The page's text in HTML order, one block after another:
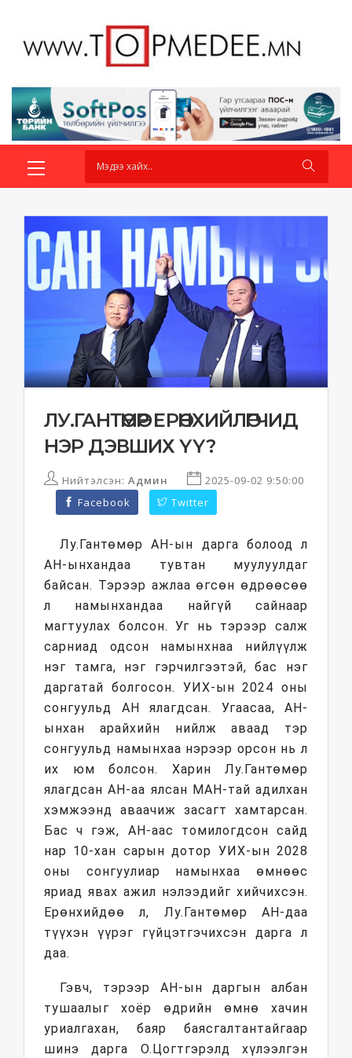
ЛУ.ГАНТӨМӨР ЕРӨНХИЙЛӨГЧИД
НЭР ДЭВШИХ ҮҮ?
Нийтэлсэн: Админ
2025-09-02 9:50:00
Facebook
Twitter
Лу.Гантөмөр АН-ын дарга болоод л
АН-ынхандаа тувтан муулуулдаг
байсан. Тэрээр ажлаа өгсөн өдрөөсөө
л намынхандаа найгүй сайнаар
магтуулах болсон. Уг нь тэрээр салж
сарниад одсон намынхнаа нийлүүлж
нэг тамга, нэг гэрчилгээтэй, бас нэг
даргатай болгосон. УИХ-ын 2024 оны
сонгуульд АН ялагдсан. Угаасаа, АН-
ынхан арайхийн нийлж аваад тэр
сонгуульд намынхаа нэрээр орсон нь л
их юм болсон. Харин Лу.Гантөмөр
ялагдсан АН-аа ялсан МАН-тай адилхан
хэмжээнд аваачиж засагт хамтарсан.
Бас ч гэж, АН-аас томилогдсон сайд
нар 10-хан сарын дотор УИХ-ын 2028
оны сонгуулиар намынхаа өмнөөс
яриад явах ажил нэлээдийг хийчихсэн.
Ерөнхийдөө л, Лу.Гантөмөр АН-даа
түүхэн үүрэг гүйцэтгэчихсэн дарга л
даа.
Гэвч, тэрээр АН-ын даргын албан
тушаалыг хоёр өдрийн өмнө хачин
уриалгахан, баяр баясгалтантайгаар
шинэ дарга О.Цогтгэрэлд хүлээлгэн